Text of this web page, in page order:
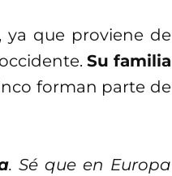
ya que proviene de
Su familia
forman parte de
. Sé que en Europa